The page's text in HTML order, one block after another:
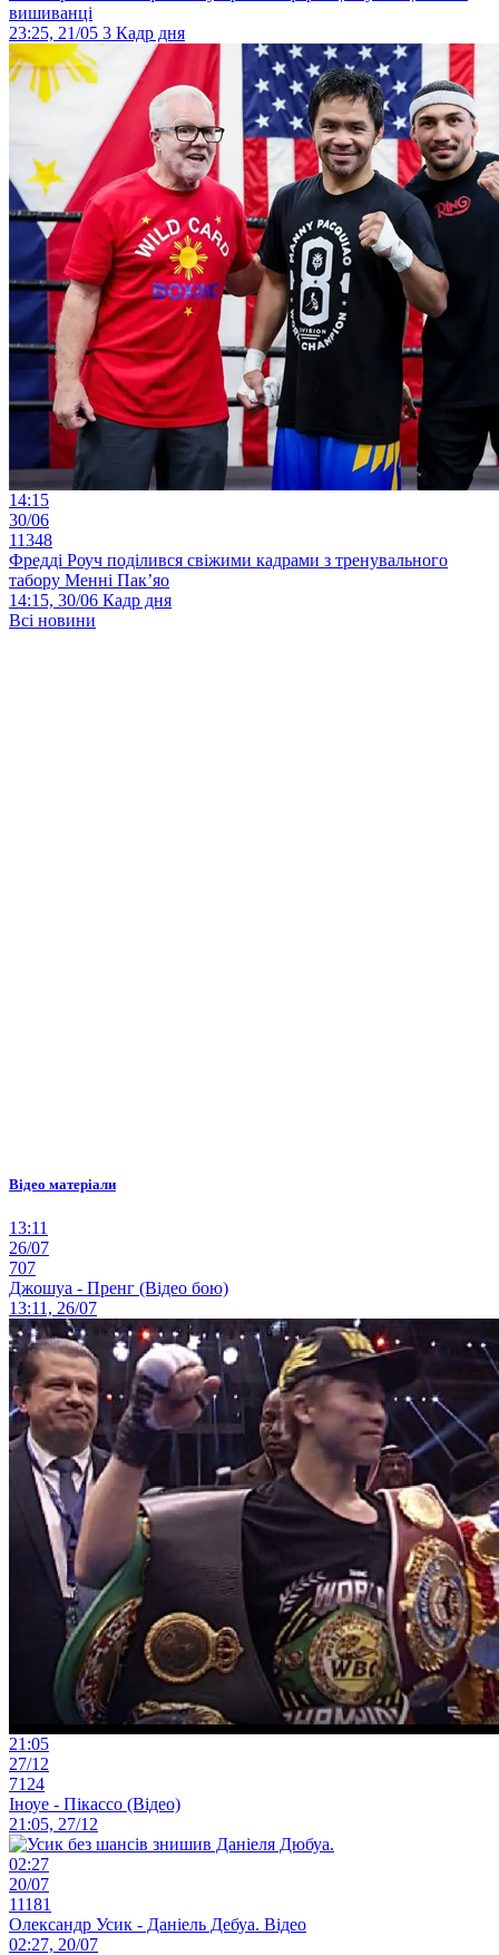
вишиванці
23:25, 21/05 3 Кадр дня
14:15
30/06
11348
Фредді Роуч поділився свіжими кадрами з тренувального
табору Менні Пак’яо
14:15, 30/06 Кадр дня
Всі новини
Відео матеріали
13:11
26/07
707
Джошуа - Пренг (Відео бою)
13:11, 26/07
21:05
27/12
7124
Іноуе - Пікассо (Відео)
21:05, 27/12
02:27
20/07
11181
Олександр Усик - Даніель Дебуа. Відео
02:27, 20/07